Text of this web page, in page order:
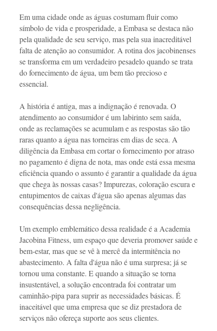
Em uma cidade onde as águas costumam fluir como
símbolo de vida e prosperidade, a Embasa se destaca não
pela qualidade de seu serviço, mas pela sua inacreditável
falta de atenção ao consumidor. A rotina dos jacobinenses
se transforma em um verdadeiro pesadelo quando se trata
do fornecimento de água, um bem tão precioso e
essencial.
A história é antiga, mas a indignação é renovada. O
atendimento ao consumidor é um labirinto sem saída,
onde as reclamações se acumulam e as respostas são tão
raras quanto a água nas torneiras em dias de seca. A
diligência da Embasa em cortar o fornecimento por atraso
no pagamento é digna de nota, mas onde está essa mesma
eficiência quando o assunto é garantir a qualidade da água
que chega às nossas casas? Impurezas, coloração escura e
entupimentos de caixas d'água são apenas algumas das
consequências dessa negligência.
Um exemplo emblemático dessa realidade é a Academia
Jacobina Fitness, um espaço que deveria promover saúde e
bem-estar, mas que se vê à mercê da intermitência no
abastecimento. A falta d'água não é uma surpresa; já se
tornou uma constante. E quando a situação se torna
insustentável, a solução encontrada foi contratar um
caminhão-pipa para suprir as necessidades básicas. É
inaceitável que uma empresa que se diz prestadora de
serviços não ofereça suporte aos seus clientes.